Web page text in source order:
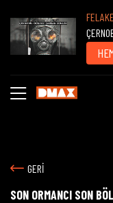
GERİ
SON ORMANCI SON